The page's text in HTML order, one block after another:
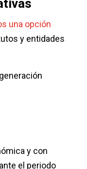
una opción
y entidades
y con
el periodo